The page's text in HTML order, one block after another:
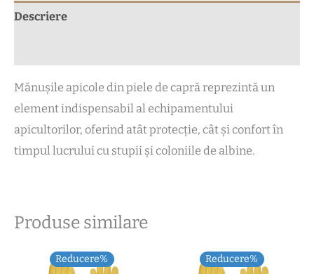
Descriere
Mănușile apicole din piele de capră reprezintă un
element indispensabil al echipamentului
apicultorilor, oferind atât protecție, cât și confort în
timpul lucrului cu stupii și coloniile de albine.
Produse similare
Reducere% Reducere%